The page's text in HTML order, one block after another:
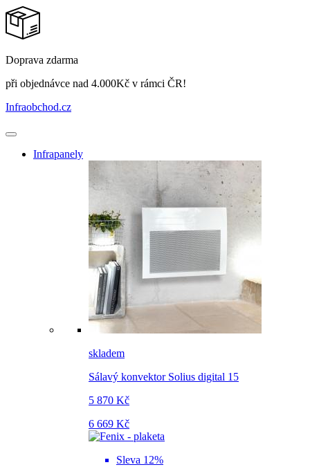
Doprava zdarma
při objednávce nad 4.000Kč v rámci ČR!
Infraobchod.cz
Infrapanely
skladem
Sálavý konvektor Solius digital 15
5 870 Kč
6 669 Kč
Sleva 12%